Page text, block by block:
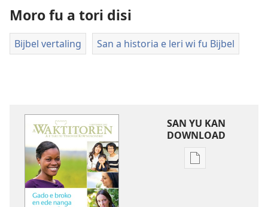
Moro fu a tori disi
Bijbel vertaling San a historia e leri wi fu Bijbel
SAN YU KAN
DOWNLOAD
Download